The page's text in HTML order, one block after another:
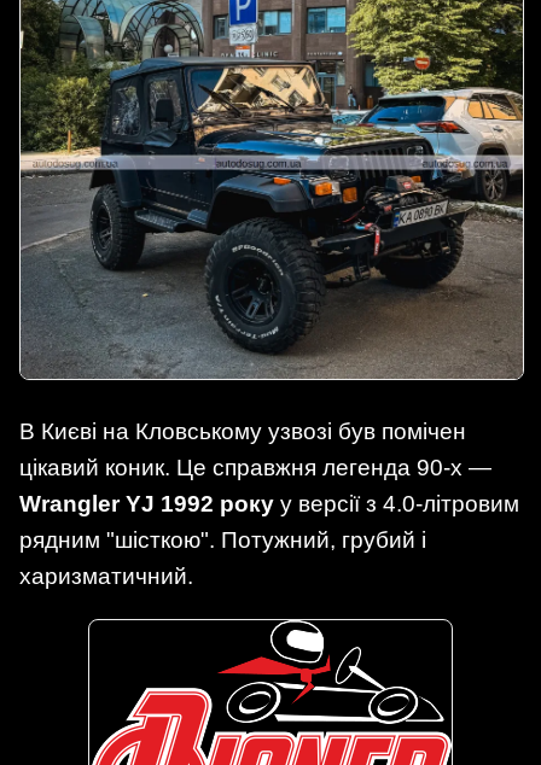
В Києві на Кловському узвозі був помічен
цікавий коник. Це справжня легенда 90-х —
Wrangler YJ 1992 року у версії з 4.0-літровим
рядним "шісткою". Потужний, грубий і
харизматичний.